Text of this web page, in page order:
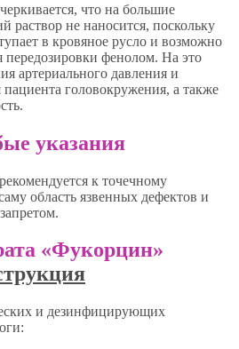
что на большие
раствор не наносится, поскольку
в кровяное русло и возможно
передозировки фенолом. На это
артериального давления и
пациента головокружения, а также
указания
к точечному
область язвенных дефектов и
«Фукорцин»
и дезинфицирующих